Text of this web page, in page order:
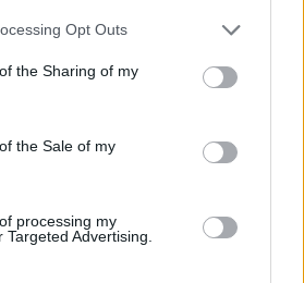
app uses one or more Google
or usage behaviour. You may click to
Google and its third-party tags to
specified purposes in below Google
Opt Outs
the Sharing of my
the Sale of my
processing my
Advertising.
vagyonával? Adóhatósági